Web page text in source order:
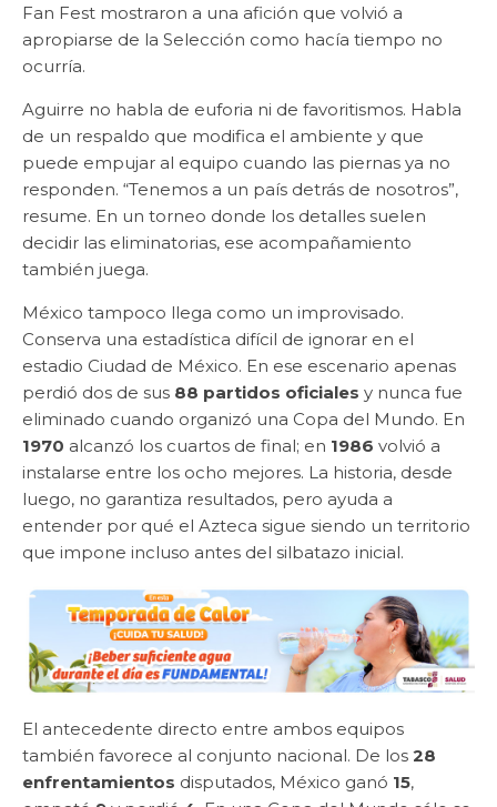
Fan Fest mostraron a una afición que volvió a
apropiarse de la Selección como hacía tiempo no
ocurría.
Aguirre no habla de euforia ni de favoritismos. Habla
de un respaldo que modifica el ambiente y que
puede empujar al equipo cuando las piernas ya no
responden. “Tenemos a un país detrás de nosotros”,
resume. En un torneo donde los detalles suelen
decidir las eliminatorias, ese acompañamiento
también juega.
México tampoco llega como un improvisado.
Conserva una estadística difícil de ignorar en el
estadio Ciudad de México. En ese escenario apenas
perdió dos de sus 88 partidos oficiales y nunca fue
eliminado cuando organizó una Copa del Mundo. En
1970 alcanzó los cuartos de final; en 1986 volvió a
instalarse entre los ocho mejores. La historia, desde
luego, no garantiza resultados, pero ayuda a
entender por qué el Azteca sigue siendo un territorio
que impone incluso antes del silbatazo inicial.
El antecedente directo entre ambos equipos
también favorece al conjunto nacional. De los 28
enfrentamientos disputados, México ganó 15,